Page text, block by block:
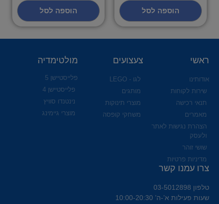
הוספה לסל הוספה לסל
ראשי
אודותינו
שירות לקוחות
תנאי רכישה
מאמרים
הצהרת נגישות לאתר
ולעסק
שושי זוהר
מדיניות פרטיות
צעצועים
לגו - LEGO
מותגים
מוצרי תינוקות
משחקי קופסה
מולטימדיה
פלייסטיישן 5
פלייסטיישן 4
נינטנדו סוויץ
מוצרי גיימינג
צרו עמנו קשר
טלפון 03-5012898
שעות פעילות א’-ה’ 10:00-20:30